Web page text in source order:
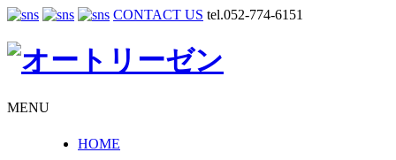
CONTACT US tel.052-774-6151
MENU
HOME